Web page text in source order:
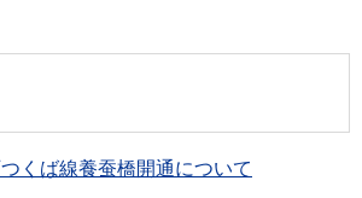
くば線養蚕橋開通について